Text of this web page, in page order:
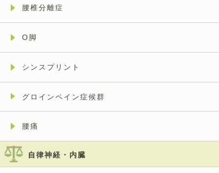
腰椎分離症
O脚
シンスプリント
グロインペイン症候群
腰痛
自律神経・内臓